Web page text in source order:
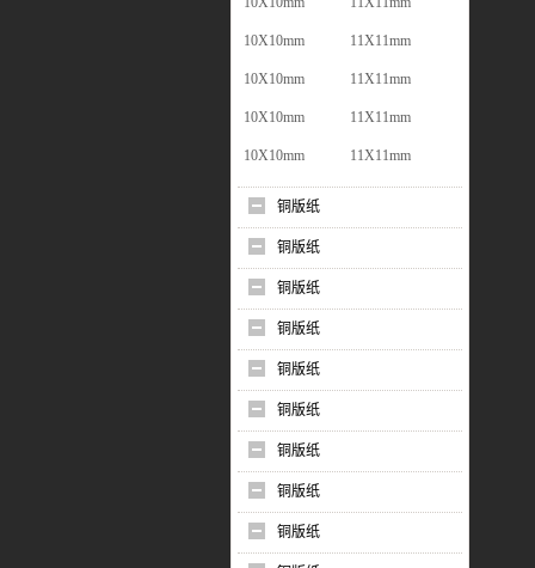
10X10mm 11X11mm
10X10mm 11X11mm
10X10mm 11X11mm
10X10mm 11X11mm
铜版纸
铜版纸
铜版纸
铜版纸
铜版纸
铜版纸
铜版纸
铜版纸
铜版纸